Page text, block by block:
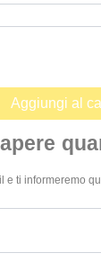
Aggiungi al
e ti informeremo